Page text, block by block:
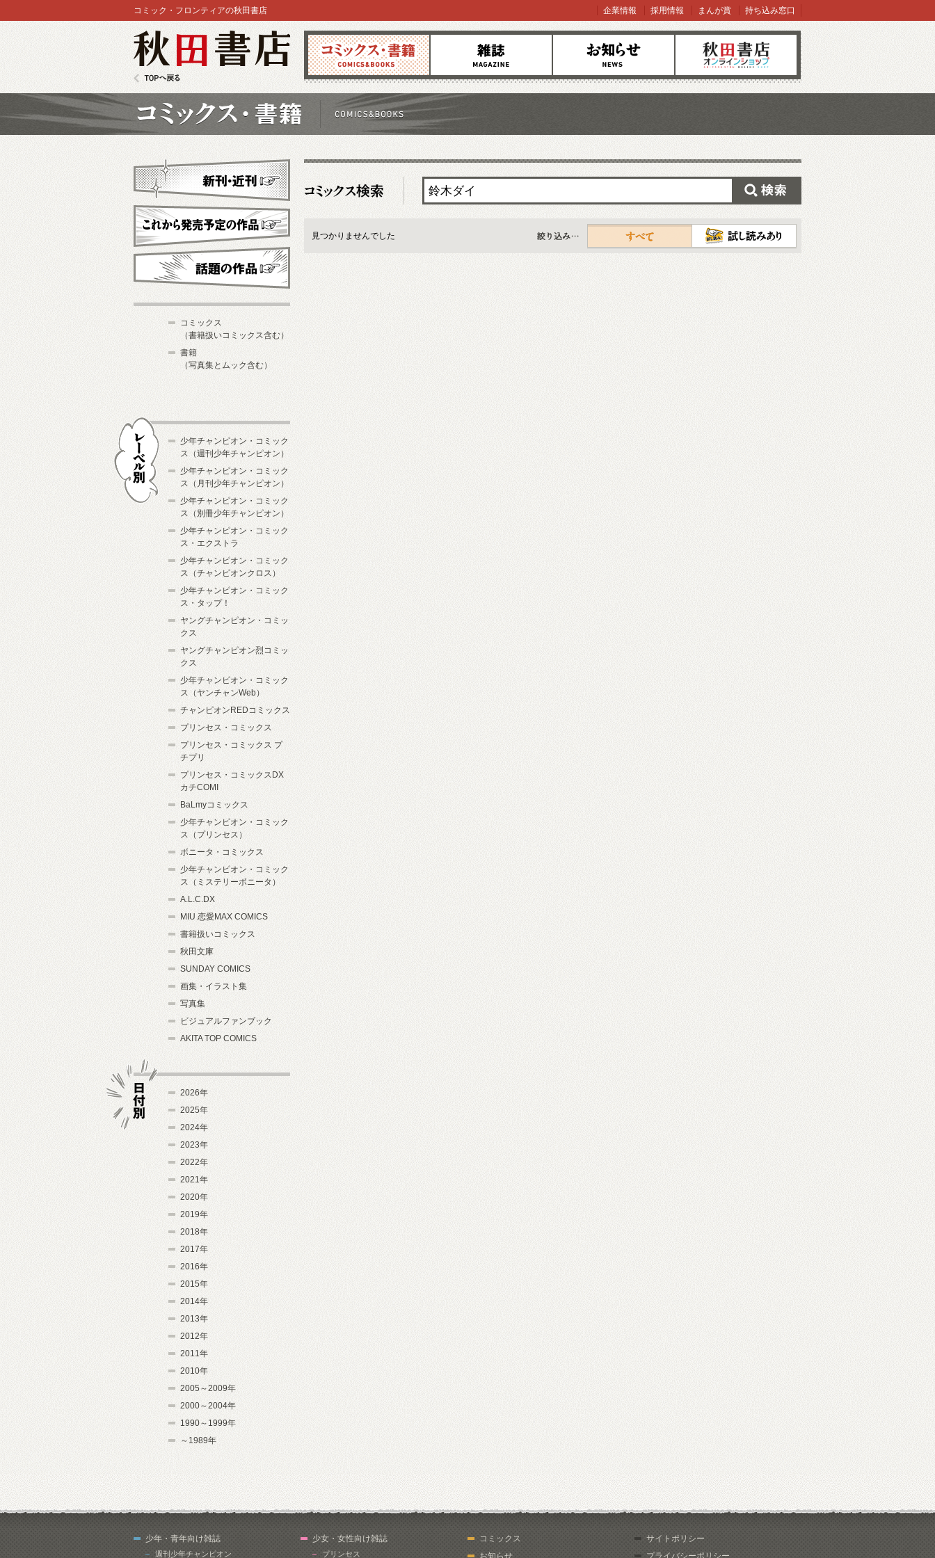
コミックス 雑誌 お知らせ オンラインショップ
コミック・フロンティアの秋田書店 企業情報 採用情報 まんが賞 持ち込み窓口
見つかりませんでした
すべて
新刊・近刊
これから発売予定
コミックス
（書籍扱いコミックス含む）
書籍
（写真集とムック含む）
少年チャンピオン・コミック
ス（週刊少年チャンピオン）
少年チャンピオン・コミック
ス（月刊少年チャンピオン）
少年チャンピオン・コミック
ス（別冊少年チャンピオン）
少年チャンピオン・コミック
ス・エクストラ
少年チャンピオン・コミック
ス（チャンピオンクロス）
少年チャンピオン・コミック
ス・タップ！
ヤングチャンピオン・コミッ
クス
ヤングチャンピオン烈コミッ
クス
少年チャンピオン・コミック
ス（ヤンチャンWeb）
チャンピオンREDコミックス
プリンセス・コミックス
プリンセス・コミックス プ
チプリ
プリンセス・コミックスDX
カチCOMI
BaLmyコミックス
少年チャンピオン・コミック
ス（プリンセス）
ボニータ・コミックス
少年チャンピオン・コミック
ス（ミステリーボニータ）
A.L.C.DX
MIU 恋愛MAX COMICS
書籍扱いコミックス
秋田文庫
SUNDAY COMICS
画集・イラスト集
写真集
ビジュアルファンブック
AKITA TOP COMICS
2026年
2025年
2024年
2023年
2022年
2021年
2020年
2019年
2018年
2017年
2016年
2015年
2014年
2013年
2012年
2011年
2010年
2005～2009年
2000～2004年
1990～1999年
～1989年
少年・青年向け雑誌
週刊少年チャンピオン
少女・女性向け雑誌
プリンセス
コミックス
お知らせ
サイトポリシー
プライバシーポリシー